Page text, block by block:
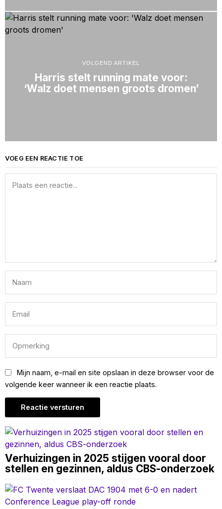
VOLGEND ARTIKEL
Harris stelt running mate voor:
‘Walz doet mensen groots dromen’
VOEG EEN REACTIE TOE
Mijn naam, e-mail en site opslaan in deze browser voor de
volgende keer wanneer ik een reactie plaats.
Verhuizingen in 2025 stijgen vooral door
stellen en gezinnen, aldus CBS-onderzoek